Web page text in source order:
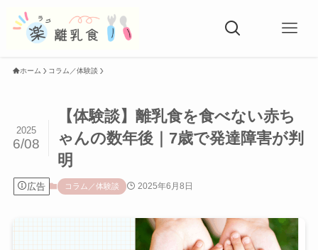
ホーム コラム／体験談
【体験談】離乳食を食べない赤ち
ゃんの数年後｜7歳で発達障害が判
明
2025
6/08
広告 コラム／体験談 2025年6月8日